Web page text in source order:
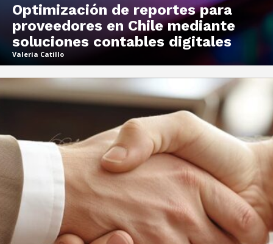
Optimización de reportes para
proveedores en Chile mediante
soluciones contables digitales
Valeria Catillo